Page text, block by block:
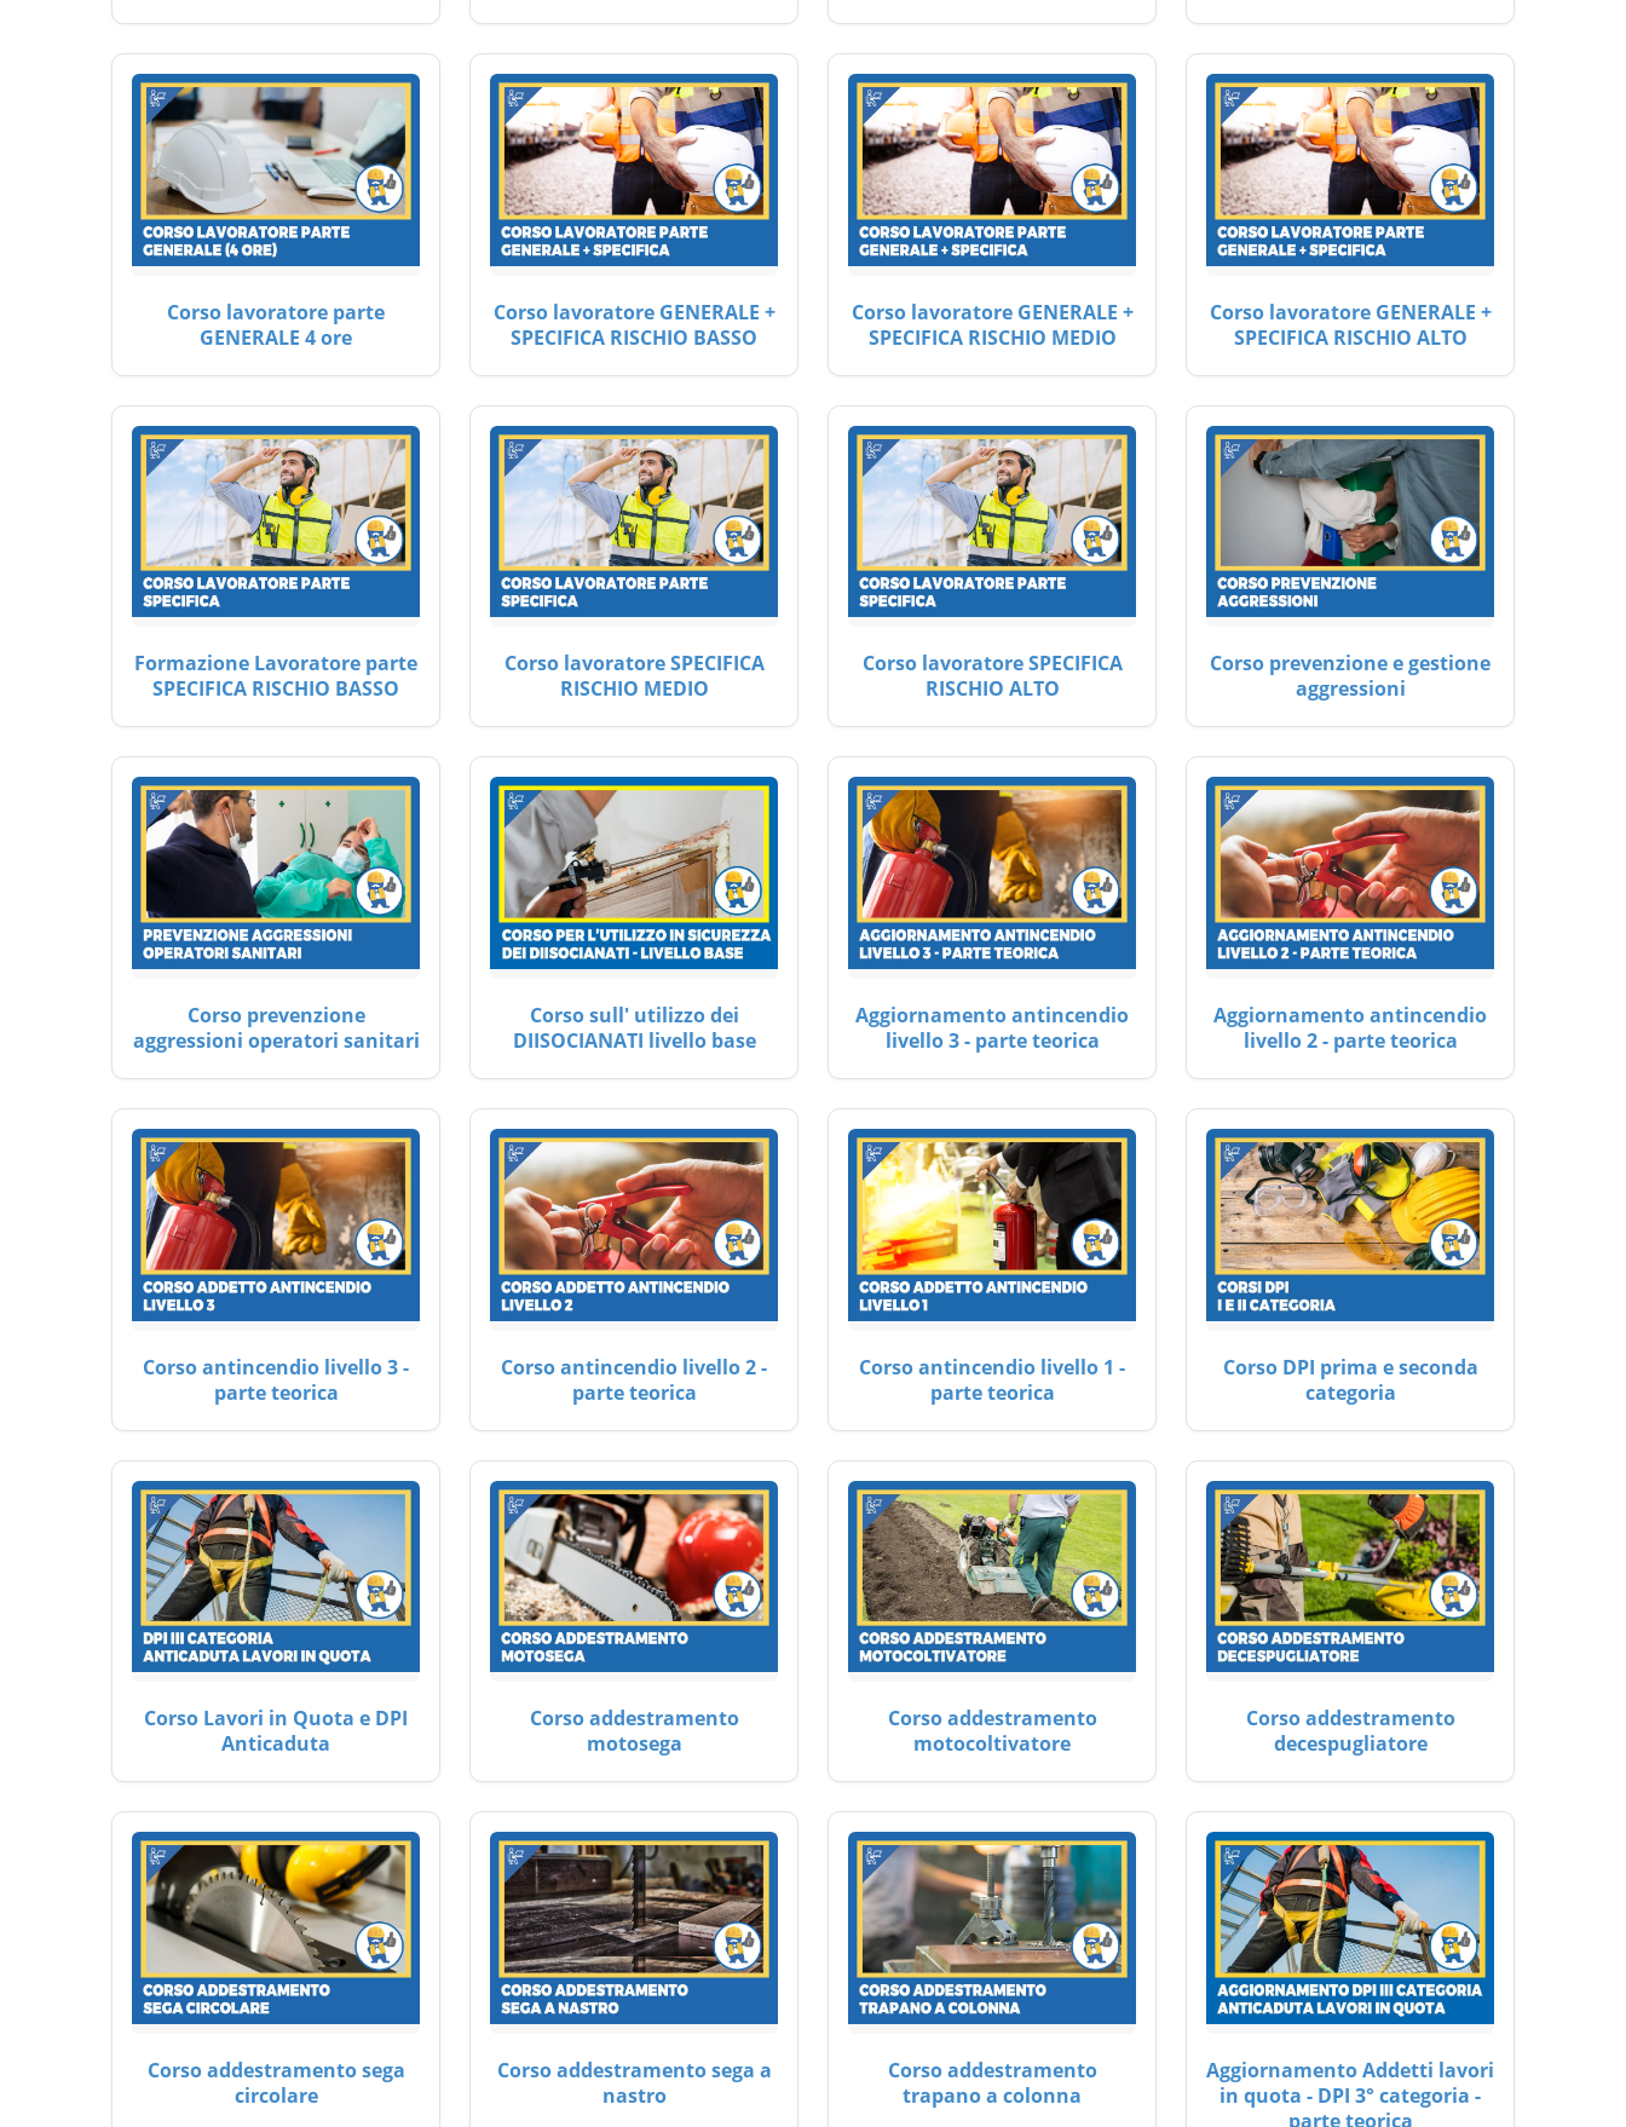
Corso lavoratore parte
GENERALE 4 ore
Corso lavoratore GENERALE +
SPECIFICA RISCHIO BASSO
Corso lavoratore GENERALE +
SPECIFICA RISCHIO MEDIO
Corso lavoratore GENERALE +
SPECIFICA RISCHIO ALTO
Formazione Lavoratore parte
SPECIFICA RISCHIO BASSO
Corso lavoratore SPECIFICA
RISCHIO MEDIO
Corso lavoratore SPECIFICA
RISCHIO ALTO
Corso prevenzione e gestione
aggressioni
Corso prevenzione
aggressioni operatori sanitari
Corso sull' utilizzo dei
DIISOCIANATI livello base
Aggiornamento antincendio
livello 3 - parte teorica
Aggiornamento antincendio
livello 2 - parte teorica
Corso antincendio livello 3 -
parte teorica
Corso antincendio livello 2 -
parte teorica
Corso antincendio livello 1 -
parte teorica
Corso DPI prima e seconda
categoria
Corso Lavori in Quota e DPI
Anticaduta
Corso addestramento
motosega
Corso addestramento
motocoltivatore
Corso addestramento
decespugliatore
Corso addestramento sega
circolare
Corso addestramento sega a
nastro
Corso addestramento
trapano a colonna
Aggiornamento Addetti lavori
in quota - DPI 3° categoria -
parte teorica